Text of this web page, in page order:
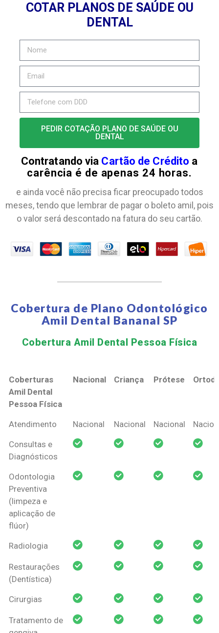
COTAR PLANOS DE SAÚDE OU
DENTAL
PEDIR COTAÇÃO PLANO DE SAÚDE OU
DENTAL
Contratando via Cartão de Crédito a
carência é de apenas 24 horas.
e ainda você não precisa ficar preocupado todos
meses, tendo que lembrar de pagar o boleto amil, pois
o valor será descontado na fatura do seu cartão.
Cobertura de Plano Odontológico
Amil Dental Bananal SP
Cobertura Amil Dental Pessoa Física​
Coberturas
Amil Dental
Pessoa Física
Nacional Criança Prótese
Coberturas
Pessoa Física
Nacional Criança Prótese
Atendimento Nacional Nacional Nacional
Consultas e
Diagnósticos
Odontologia
Preventiva
(limpeza e
aplicação de
flúor)
Radiologia
Restaurações
(Dentística)
Cirurgias
Tratamento de